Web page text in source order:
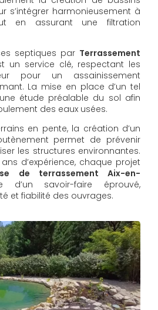
s’intégrer harmonieusement à
en assurant une filtration
septiques par Terrassement
un service clé, respectant les
pour un assainissement
La mise en place d’un tel
étude préalable du sol afin
des eaux usées.
en pente, la création d’un
permet de prévenir
les structures environnantes.
d’expérience, chaque projet
de terrassement Aix-en-
d’un savoir-faire éprouvé,
et fiabilité des ouvrages.